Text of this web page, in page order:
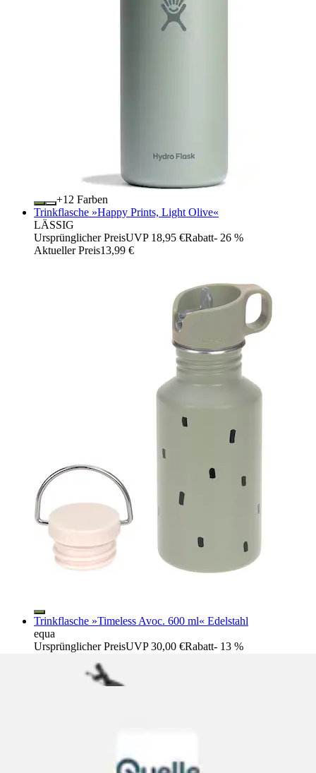
+
Farben
Trinkflasche »Happy Prints, Light Olive«
LÄSSIG
Ursprünglicher PreisUVP 18,95 €Rabatt- 26 %
Aktueller Preis13,99 €
Trinkflasche »Timeless Avoc. 600 ml« Edelstahl
equa
Ursprünglicher PreisUVP 30,00 €Rabatt- 13 %